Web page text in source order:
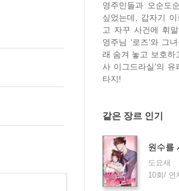
영주민들과 오순도
싶었는데, 갑자기
고 자꾸 사건에 휘
영주님 ‘로즈’와 그
래 숨겨 놓고 보호하
사 이그드라실’의
타지!
같은 장르 인기
도요새
10회/ 연